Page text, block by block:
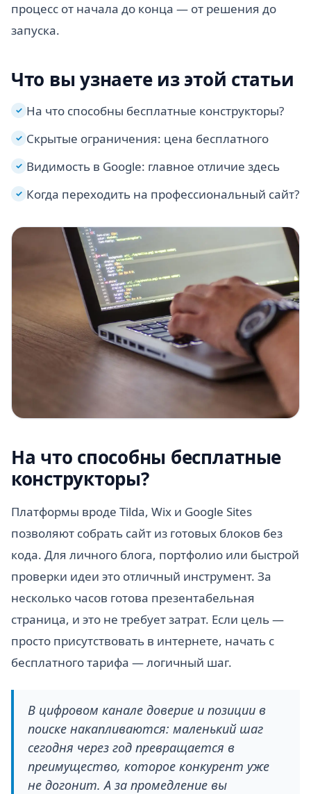
процесс от начала до конца — от решения до
запуска.
Что вы узнаете из этой статьи
✓ На что способны бесплатные конструкторы?
✓ Скрытые ограничения: цена бесплатного
✓ Видимость в Google: главное отличие здесь
✓ Когда переходить на профессиональный сайт?
На что способны бесплатные
конструкторы?
Платформы вроде Tilda, Wix и Google Sites
позволяют собрать сайт из готовых блоков без
кода. Для личного блога, портфолио или быстрой
проверки идеи это отличный инструмент. За
несколько часов готова презентабельная
страница, и это не требует затрат. Если цель —
просто присутствовать в интернете, начать с
бесплатного тарифа — логичный шаг.
В цифровом канале доверие и позиции в
поиске накапливаются: маленький шаг
сегодня через год превращается в
преимущество, которое конкурент уже
не догонит. А за промедление вы